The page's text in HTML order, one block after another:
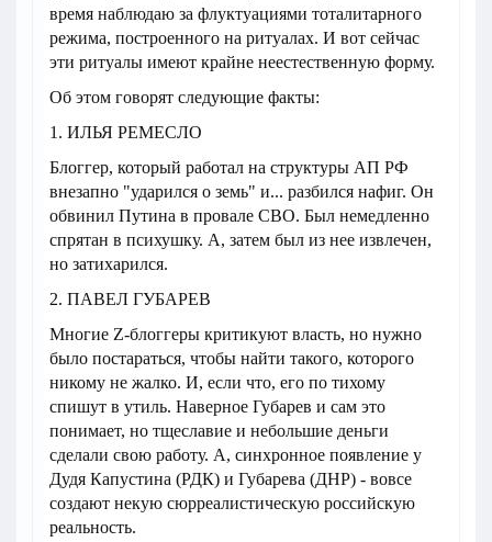
время наблюдаю за флуктуациями тоталитарного
режима, построенного на ритуалах. И вот сейчас
эти ритуалы имеют крайне неестественную форму.
Об этом говорят следующие факты:
1. ИЛЬЯ РЕМЕСЛО
Блоггер, который работал на структуры АП РФ
внезапно "ударился о земь" и... разбился нафиг. Он
обвинил Путина в провале СВО. Был немедленно
спрятан в психушку. А, затем был из нее извлечен,
но затихарился.
2. ПАВЕЛ ГУБАРЕВ
Многие Z-блоггеры критикуют власть, но нужно
было постараться, чтобы найти такого, которого
никому не жалко. И, если что, его по тихому
спишут в утиль. Наверное Губарев и сам это
понимает, но тщеславие и небольшие деньги
сделали свою работу. А, синхронное появление у
Дудя Капустина (РДК) и Губарева (ДНР) - вовсе
создают некую сюрреалистическую российскую
реальность.